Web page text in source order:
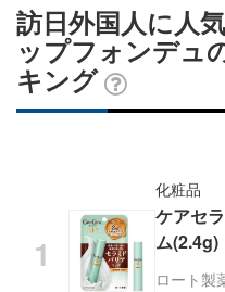
訪日外国人に人
ップフォンデュ
キング
化粧品
ケアセ
ム(2.4g)
ロート製